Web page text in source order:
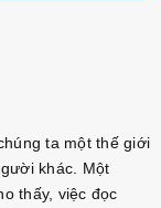
ta một thế giới
khác. Một
thấy, việc đọc